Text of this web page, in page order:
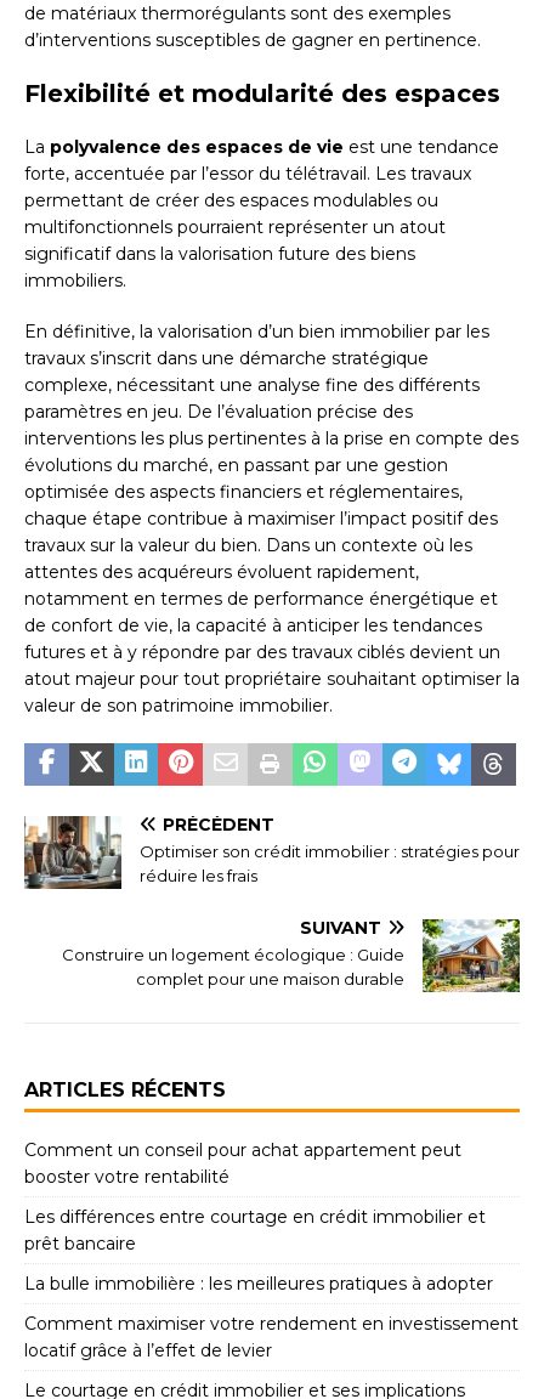
de matériaux thermorégulants sont des exemples
d’interventions susceptibles de gagner en pertinence.
Flexibilité et modularité des espaces
La polyvalence des espaces de vie est une tendance
forte, accentuée par l’essor du télétravail. Les travaux
permettant de créer des espaces modulables ou
multifonctionnels pourraient représenter un atout
significatif dans la valorisation future des biens
immobiliers.
En définitive, la valorisation d’un bien immobilier par les
travaux s’inscrit dans une démarche stratégique
complexe, nécessitant une analyse fine des différents
paramètres en jeu. De l’évaluation précise des
interventions les plus pertinentes à la prise en compte des
évolutions du marché, en passant par une gestion
optimisée des aspects financiers et réglementaires,
chaque étape contribue à maximiser l’impact positif des
travaux sur la valeur du bien. Dans un contexte où les
attentes des acquéreurs évoluent rapidement,
notamment en termes de performance énergétique et
de confort de vie, la capacité à anticiper les tendances
futures et à y répondre par des travaux ciblés devient un
atout majeur pour tout propriétaire souhaitant optimiser la
valeur de son patrimoine immobilier.
PRÉCÉDENT
Optimiser son crédit immobilier : stratégies pour
réduire les frais
SUIVANT
Construire un logement écologique : Guide
complet pour une maison durable
ARTICLES RÉCENTS
Comment un conseil pour achat appartement peut
booster votre rentabilité
Les différences entre courtage en crédit immobilier et
prêt bancaire
La bulle immobilière : les meilleures pratiques à adopter
Comment maximiser votre rendement en investissement
locatif grâce à l’effet de levier
Le courtage en crédit immobilier et ses implications